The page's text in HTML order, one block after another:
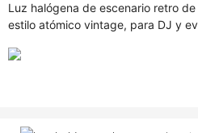
Luz halógena de escenario retro
estilo atómico vintage, para DJ y